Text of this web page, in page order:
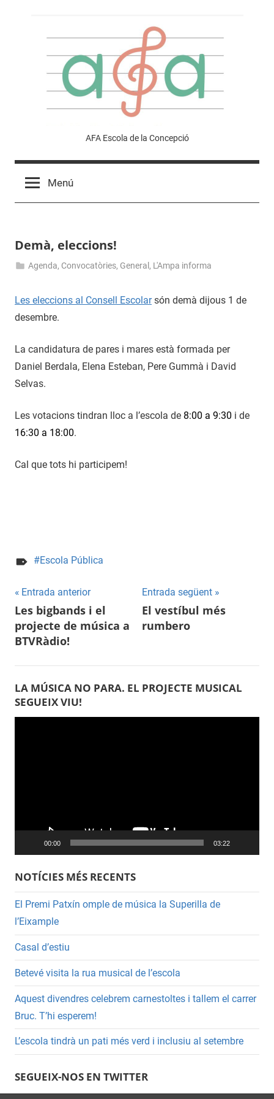
Escola
de
la
Concepció
AFA Escola de la Concepció
Menú
Demà, eleccions!
de
Agenda, Convocatòries, General , L'Ampa informa
Les eleccions al Consell Escolarsón demà dijous 1 de
desembre.
La candidatura de pares i mares està formada per
Daniel Berdala, Elena Esteban, Pere Gummà i David
Selvas.
Les votacions tindran lloc a l’escola de 8:00 a 9:30 i de
16:30 a 18:00.
Cal que tots hi participem!
Escola Pública
Navegació
d'entrades
Entrada anterior
Les bigbands i el
projecte de música a
BTVRàdio!
Entrada següent
El vestíbul més
rumbero
LA MÚSICA NO PARA. EL PROJECTE MUSICAL
SEGUEIX VIU!
00:00 03:22
NOTÍCIES MÉS RECENTS
El Premi Patxín omple de música la Superilla de
l’Eixample
Casal d’estiu
Betevé visita la rua musical de l’escola
Aquest divendres celebrem carnestoltes i tallem el carrer
Bruc. T’hi esperem!
L’escola tindrà un pati més verd i inclusiu al setembre
SEGUEIX-NOS EN TWITTER